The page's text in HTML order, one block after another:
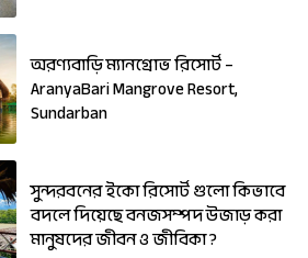
অরণ্যবাড়ি ম্যানগ্রোভ রিসোর্ট –
AranyaBari Mangrove Resort,
Sundarban
সুন্দরবনের ইকো রিসোর্ট গুলো কিভাবে
বদলে দিয়েছে বনজসম্পদ উজাড় করা
মানুষদের জীবন ও জীবিকা ?